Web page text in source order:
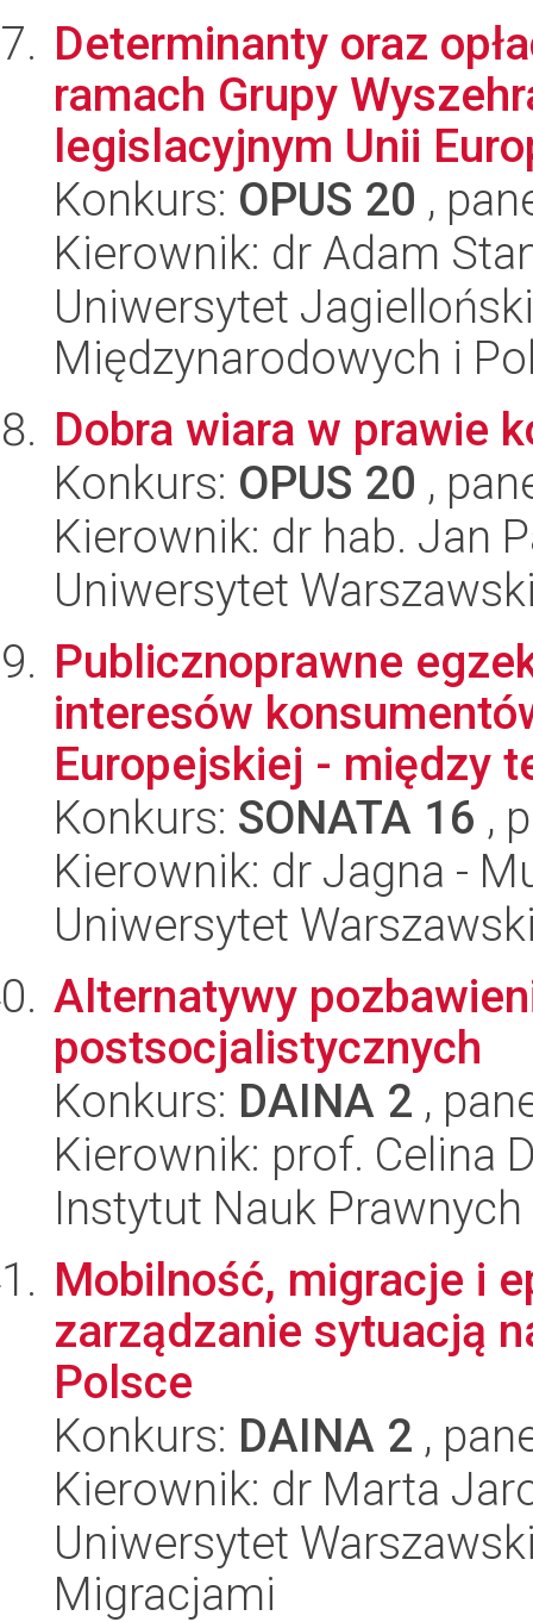
Determinanty oraz
ramach Grupy
legislacyjnym Unii
Konkurs: OPUS 20 ,
Kierownik: dr Adam
Uniwersytet
Międzynarodowych i
Dobra wiara w prawie
Konkurs: OPUS 20 ,
Kierownik: dr hab. Jan
Uniwersytet
Publicznoprawne
interesów
Europejskiej - między
Konkurs: SONATA 16 ,
Kierownik: dr Jagna -
Uniwersytet
Alternatywy
postsocjalistycznych
Konkurs: DAINA 2 ,
Kierownik: prof. Celina
Instytut Nauk Prawnych
Mobilność, migracje i
zarządzanie sytuacją
Polsce
Konkurs: DAINA 2 ,
Kierownik: dr Marta
Uniwersytet
Migracjami